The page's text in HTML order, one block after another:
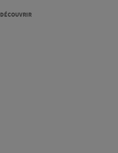
DÉCOUVRIR